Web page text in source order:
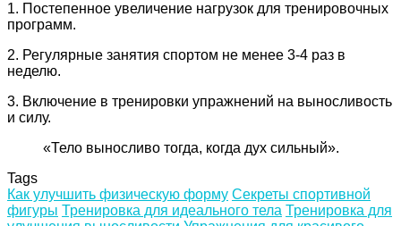
1. Постепенное увеличение нагрузок для тренировочных
программ.
2. Регулярные занятия спортом не менее 3-4 раз в
неделю.
3. Включение в тренировки упражнений на выносливость
и силу.
«Тело выносливо тогда, когда дух сильный».
Tags
Как улучшить физическую форму Секреты спортивной
фигуры Тренировка для идеального тела Тренировка для